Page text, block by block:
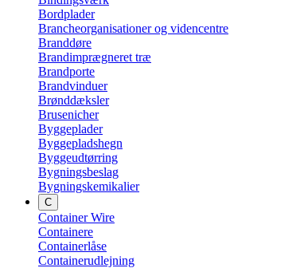
Bordplader
Brancheorganisationer og videncentre
Branddøre
Brandimprægneret træ
Brandporte
Brandvinduer
Brønddæksler
Brusenicher
Byggeplader
Byggepladshegn
Byggeudtørring
Bygningsbeslag
Bygningskemikalier
C
Container Wire
Containere
Containerlåse
Containerudlejning